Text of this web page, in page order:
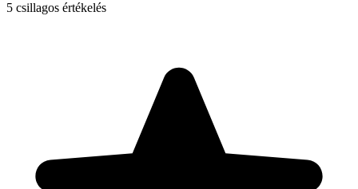
5 csillagos értékelés